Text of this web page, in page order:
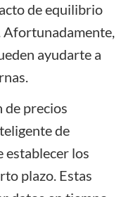
de equilibrio
Afortunadamente,
ayudarte a
de precios
de
establecer los
plazo. Estas